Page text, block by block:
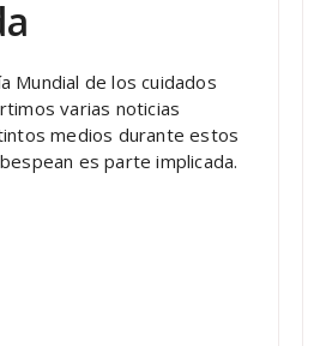
Mundial de los cuidados
varias noticias
medios durante estos
es parte implicada.